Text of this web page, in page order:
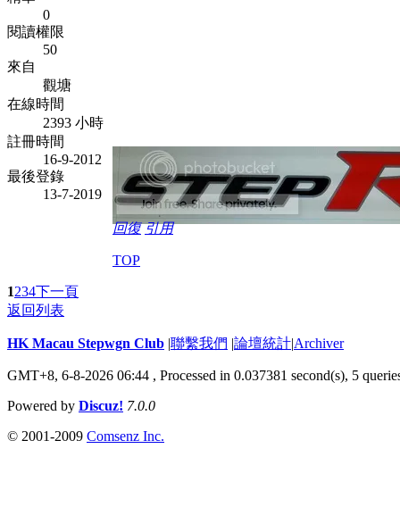
0
閱讀權限
50
來自
觀塘
在線時間
2393 小時
註冊時間
16-9-2012
最後登錄
13-7-2019
回復 引用
TOP
1234下一頁
返回列表
HK Macau Stepwgn Club |聯繫我們 |論壇統計|Archiver
GMT+8, 6-8-2026 06:44 , Processed in 0.037381 second(s), 5
Powered by Discuz! 7.0.0
© 2001-2009 Comsenz Inc.